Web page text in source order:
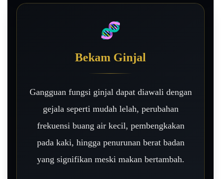
🧬
Bekam Ginjal
Gangguan fungsi ginjal dapat diawali dengan
gejala seperti mudah lelah, perubahan
frekuensi buang air kecil, pembengkakan
pada kaki, hingga penurunan berat badan
yang signifikan meski makan bertambah.